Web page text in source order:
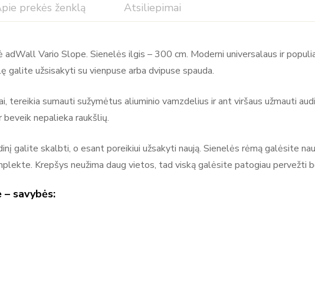
prekės ženklą Atsiliepimai
Vario Slope. Sienelės ilgis – 300 cm. Moderni universalaus ir
užsisakyti su vienpuse arba dvipuse spauda.
sumauti sužymėtus aliuminio vamzdelius ir ant viršaus užmauti
beveik nepalieka raukšlių.
galite skalbti, o esant poreikiui užsakyti naują. Sienelės rėmą galėsite
Krepšys neužima daug vietos, tad viską galėsite patogiau pervežti
savybės:
įvairius reklamos sprendimus ir ekspozicinius įrenginius verslui ir
sienelės, roll-up stendai, šviesdėžės (lightbox), parodų stendai,
prekybos vietose ir komunikacijos erdvėse, kur svarbu aiškiai ir